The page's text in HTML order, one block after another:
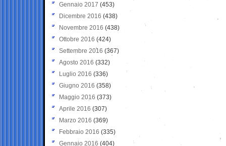
Gennaio 2017 (453)
Dicembre 2016 (438)
Novembre 2016 (438)
Ottobre 2016 (424)
Settembre 2016 (367)
Agosto 2016 (332)
Luglio 2016 (336)
Giugno 2016 (358)
Maggio 2016 (373)
Aprile 2016 (307)
Marzo 2016 (369)
Febbraio 2016 (335)
Gennaio 2016 (404)